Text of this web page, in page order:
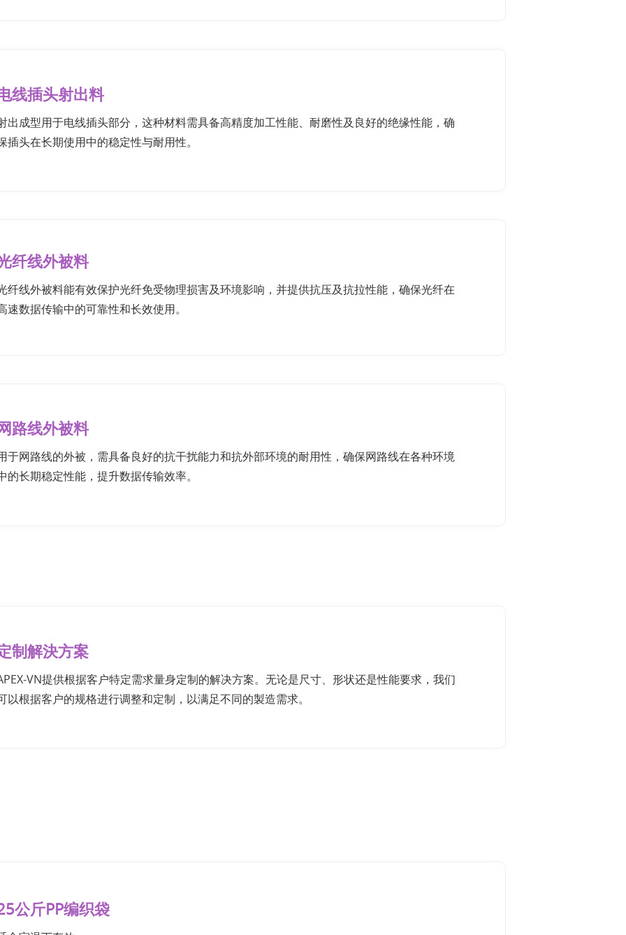
线插头射出料
出成型用于电线插头部分，这种材料需具备高精度加工性能、耐磨性及良好的绝缘性能，确
插头在长期使用中的稳定性与耐用性。
纤线外被料
纤线外被料能有效保护光纤免受物理损害及环境影响，并提供抗压及抗拉性能，确保光纤在
速数据传输中的可靠性和长效使用。
路线外被料
于网路线的外被，需具备良好的抗干扰能力和抗外部环境的耐用性，确保网路线在各种环境
的长期稳定性能，提升数据传输效率。
制解決方案
VN提供根据客户特定需求量身定制的解决方案。无论是尺寸、形状还是性能要求，我们
以根据客户的规格进行调整和定制，以满足不同的製造需求。
公斤PP编织袋